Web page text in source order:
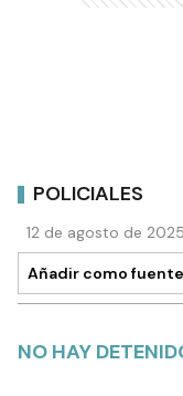
POLICIALES
12 de agosto de
Añadir como
NO HAY